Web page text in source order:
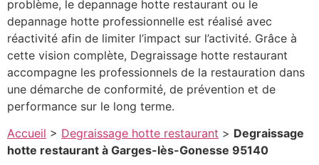
problème, le depannage hotte restaurant ou le
depannage hotte professionnelle est réalisé avec
réactivité afin de limiter l’impact sur l’activité. Grâce à
cette vision complète, Degraissage hotte restaurant
accompagne les professionnels de la restauration dans
une démarche de conformité, de prévention et de
performance sur le long terme.
Accueil > Degraissage hotte restaurant > Degraissage
hotte restaurant à Garges-lès-Gonesse 95140